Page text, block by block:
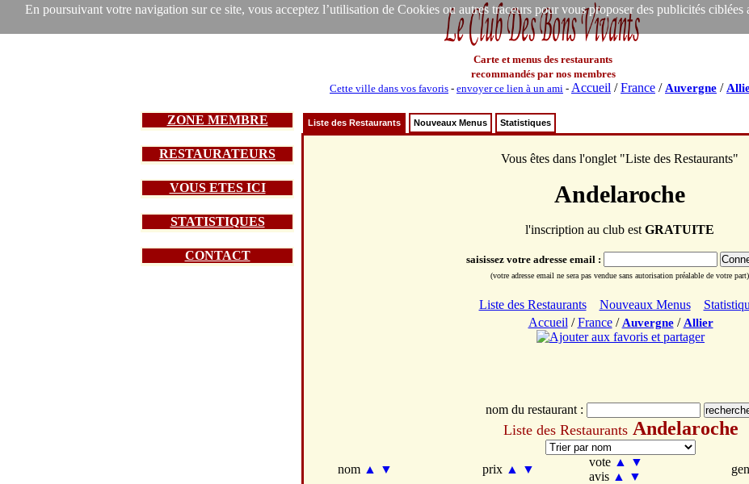
En poursuivant votre navigation sur ce site, vous acceptez l’utilisation de Cookies ou autres traceurs pour vous proposer des publicités ciblées
Carte et menus des restaurants
recommandés par nos membres
Cette ville dans vos favoris - envoyer ce lien à un ami - Accueil /France / Auvergne /
ZONE MEMBRE
RESTAURATEURS
VOUS ETES ICI
STATISTIQUES
CONTACT
Liste des Restaurants Nouveaux Menus Statistiques
Vous êtes dans l'onglet "Liste des Restaurants"
Andelaroche
l'inscription au club est GRATUITE
saisissez votre adresse email :
(votre adresse email ne sera pas vendue sans autorisation préalable de votre part)
Liste des Restaurants Nouveaux Menus
Accueil /France/ Auvergne/ Allier
nom du restaurant :
Liste des Restaurants Andelaroche
nom ▲ ▼ prix ▲ ▼
vote ▲
▼
avis ▲ ▼